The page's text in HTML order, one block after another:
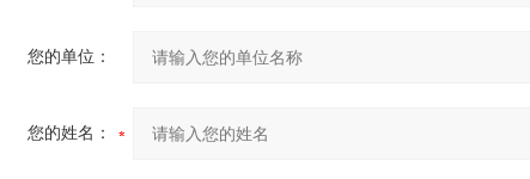
您的单位：
您的姓名：